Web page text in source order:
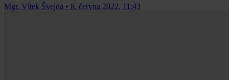
Mgr. Vítek Švejda • 8. června 2022, 11:43